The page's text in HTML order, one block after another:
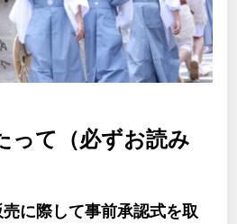
って（必ずお読み
に際して事前承認式を取